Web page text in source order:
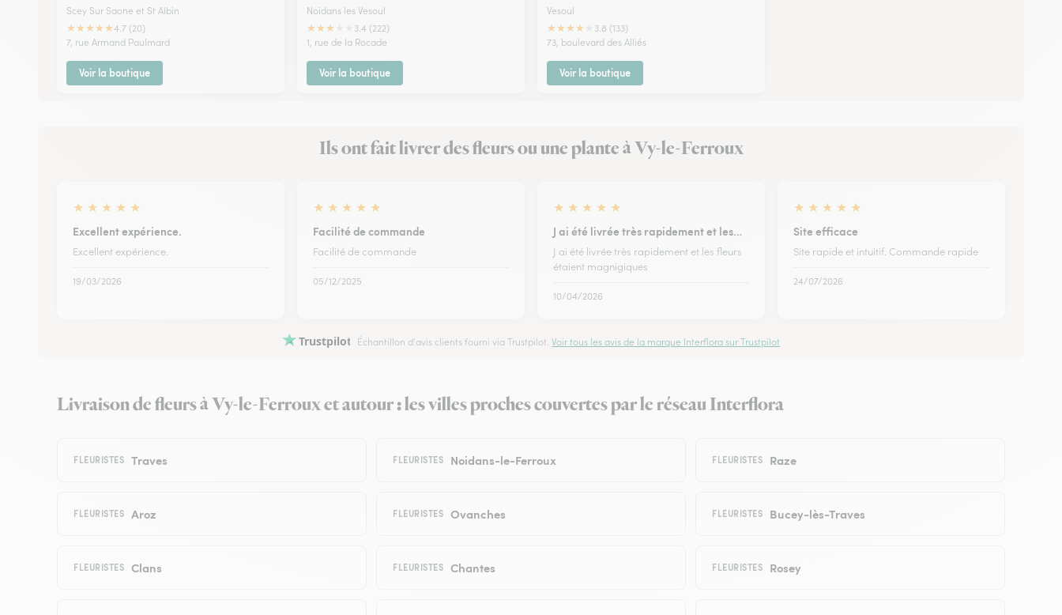
Scey Sur Saone et St Albin
★★★★★4.7 (20)
7, rue Armand Paulmard
Voir la boutique
Noidans les Vesoul
★★★
3.4 (222)
1, rue de la Rocade
Voir la boutique
Vesoul
★★★★
3.8 (133)
73, boulevard des Alliés
Voir la boutique
Ils ont fait livrer des fleurs ou une plante à Vy-le-Ferroux
★ ★ ★ ★ ★
Excellent expérience.
Excellent expérience.
19/03/2026
★ ★ ★ ★ ★
Facilité de commande
Facilité de commande
05/12/2025
★ ★ ★ ★ ★
J ai été livrée très rapidement et les…
J ai été livrée très rapidement et les fleurs
étaient magnigiques
10/04/2026
★ ★ ★ ★ ★
Site efficace
Site rapide et intuitif. Commande rapide
24/07/2026
Trustpilot Échantillon d'avis clients fourni via Trustpilot.Voir tous les avis de la marque Interflora sur Trustpilot
Livraison de fleurs à Vy-le-Ferroux et autour : les villes proches couvertes par le réseau Interflora
FLEURISTES Traves FLEURISTES Noidans-le-Ferroux FLEURISTES Raze
FLEURISTES Aroz FLEURISTES Ovanches FLEURISTES Bucey-lès-Traves
FLEURISTES Clans FLEURISTES Chantes FLEURISTES Rosey